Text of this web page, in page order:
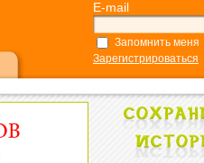
E-mail
Запомнить меня
Зарегистрироваться